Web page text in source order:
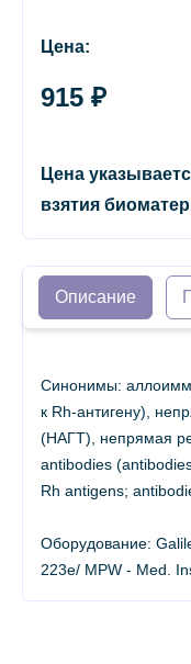
Цена:
915 ₽
Цена
взятия
Описание
Синонимы:
к Rh-антигену),
(НАГТ), непрямая
antibodies
Rh antigens;
Оборудование:
223e/ MPW - Med.